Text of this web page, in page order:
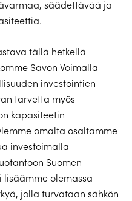
säädettävää ja
tällä hetkellä
Savon Voimalla
investointien
tarvetta myös
kapasiteetin
omalta osaltamme
investoimalla
Suomen
lisäämme olemassa
jolla turvataan sähkön